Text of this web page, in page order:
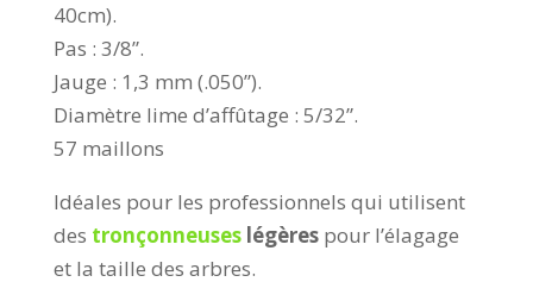
40cm).
Pas : 3/8”.
Jauge : 1,3 mm (.050”).
Diamètre lime d’affûtage : 5/32”.
57 maillons
Idéales pour les professionnels qui utilisent
des tronçonneuseslégèrespour l’élagage
et la taille des arbres.